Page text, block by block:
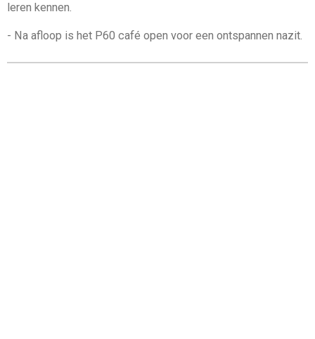
leren kennen.
- Na afloop is het P60 café open voor een ontspannen nazit.